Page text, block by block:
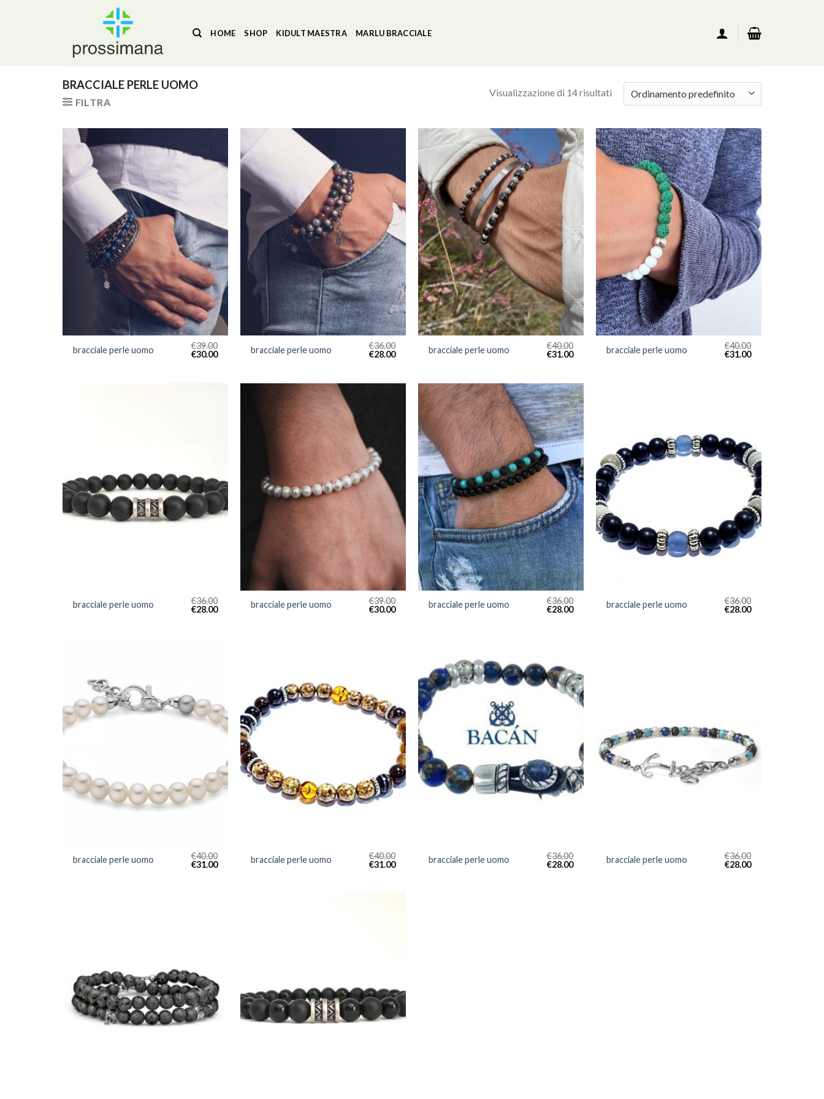
HOME SHOP KIDULT MAESTRA MARLU BRACCIALE
BRACCIALE PERLE UOMO
FILTRA
Visualizzazione di 14 risultati
bracciale perle uomo €39.00
€30.00 bracciale perle uomo €36.00
€28.00 bracciale perle uomo €40.00
€31.00 bracciale perle uomo €40.00
€31.00
bracciale perle uomo €36.00
€28.00 bracciale perle uomo €39.00
€30.00 bracciale perle uomo €36.00
€28.00 bracciale perle uomo €36.00
€28.00
bracciale perle uomo €40.00
€31.00 bracciale perle uomo €40.00
€31.00 bracciale perle uomo €36.00
€28.00 bracciale perle uomo €36.00
€28.00